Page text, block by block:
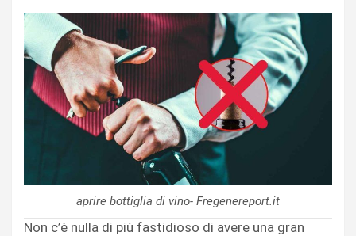
aprire bottiglia di vino- Fregenereport.it
Non c’è nulla di più fastidioso di avere una gran